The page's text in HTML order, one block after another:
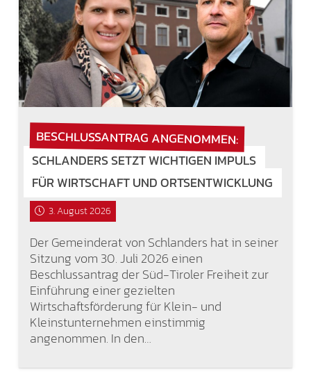
BESCHLUSSANTRAG ANGENOMMEN:
SCHLANDERS SETZT WICHTIGEN IMPULS
FÜR WIRTSCHAFT UND ORTSENTWICKLUNG
3. August 2026
Der Gemeinderat von Schlanders hat in seiner
Sitzung vom 30. Juli 2026 einen
Beschlussantrag der Süd-Tiroler Freiheit zur
Einführung einer gezielten
Wirtschaftsförderung für Klein- und
Kleinstunternehmen einstimmig
angenommen. In den…